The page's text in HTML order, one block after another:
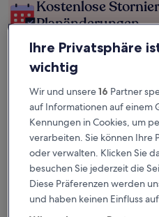
Kostenlose
Planänderungen
Verdiene Prämien
wahrgenommene
Mehr sparen mit
Überprüfe die Preise
Heute
Ihre Privatsphäre
wichtig
Wir und unsere16 Partner
auf Informationen auf einem
Kennungen in Cookies, um
verarbeiten. Sie können Ihre
oder verwalten. Klicken Sie
besuchen Sie jederzeit die
Diese Präferenzen werden
und haben keinen Einfluss